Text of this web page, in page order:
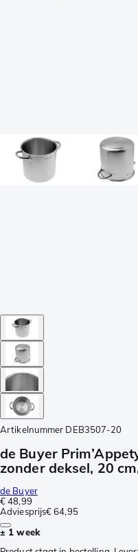
Artikelnummer DEB3507-20
de Buyer
zonder deksel, 20
de Buyer
€ 48,99
Adviesprijs€ 64,95
± 1 week